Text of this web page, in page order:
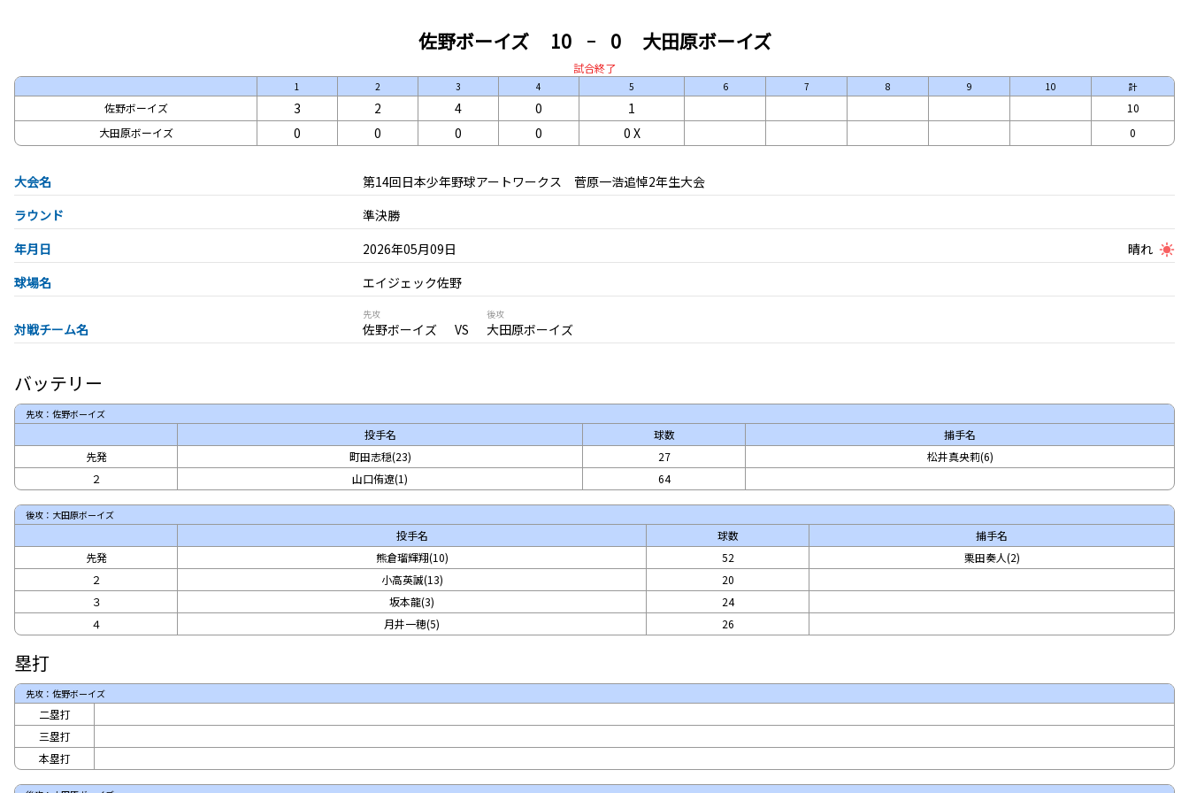
佐野ボーイズ 10 大田原ボーイズ
0
試合終了
1 2 3 4 5 6 7 8 9 10 計
佐野ボーイズ 3 2 4 0 1
10
大田原ボーイズ
0 0 0 0 0 X 0
大会名
第14回日本少年野球アートワークス 菅原一浩追悼2年生大会
ラウンド
準決勝
年月日
2026年05月09日
晴れ
球場名
エイジェック佐野
対戦チーム名
先攻
佐野ボーイズ
後攻
大田原ボーイズ
バッテリー
先攻：佐野ボーイズ
投手名 球数
捕手名
先発
町田志穏(23) 27
松井真央莉(6)
２
山口侑遼(1) 64
後攻：大田原ボーイズ
投手名 球数
捕手名
先発
熊倉瑠輝翔(10) 52
栗田奏人(2)
２
小高英誠(13)
20
３
坂本龍(3)
24
４
月井一穂(5) 26
塁打
先攻：佐野ボーイズ
二塁打
三塁打
本塁打